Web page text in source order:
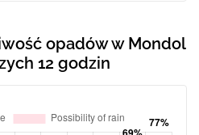
opadów w Mondol
12 godzin